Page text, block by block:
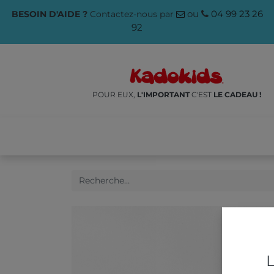
BESOIN D'AIDE ?Contactez-nous par ou
04 99 23 26
92
POUR EUX, L'IMPORTANTC'EST LE CADEAU !